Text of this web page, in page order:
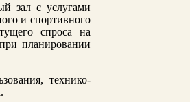
зал с услугами
и спортивного
его спроса на
при планировании
технико-